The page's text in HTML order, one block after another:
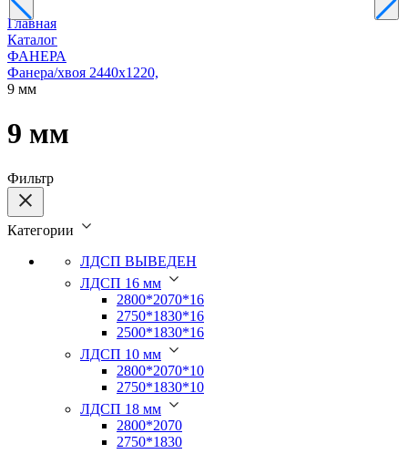
Главная
Каталог
ФАНЕРА
Фанера/хвоя 2440х1220,
9 мм
9 мм
Фильтр
Категории
ЛДСП ВЫВЕДЕН
ЛДСП 16 мм
2800*2070*16
2750*1830*16
2500*1830*16
ЛДСП 10 мм
2800*2070*10
2750*1830*10
ЛДСП 18 мм
2800*2070
2750*1830